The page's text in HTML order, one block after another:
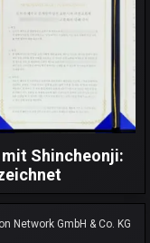
Shincheonji:
Network GmbH & Co. KG